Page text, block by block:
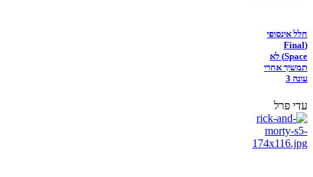
חלל אינסופי
(Final
Space) לא
תמשיך אחרי
עונה 3
עדי פרל